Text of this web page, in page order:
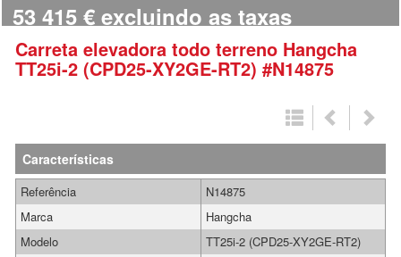
53 415 € excluindo as taxas
Carreta elevadora todo terreno Hangcha
TT25i-2 (CPD25-XY2GE-RT2) #N14875
Características
Referência
N14875
Marca
Hangcha
Modelo
TT25i-2 (CPD25-XY2GE-RT2)